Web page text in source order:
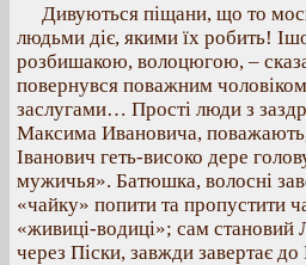
Дивуються піщани, що то
людьми діє, якими їх робить!
розбишакою, волоцюгою, –
повернувся поважним
заслугами… Прості люди з
Максима Ивановича,
Іванович геть-високо дере
мужичья». Батюшка, волосні
«чайку» попити та пропустити
«живиці-водиці»; сам становий
через Піски, завжди завертає